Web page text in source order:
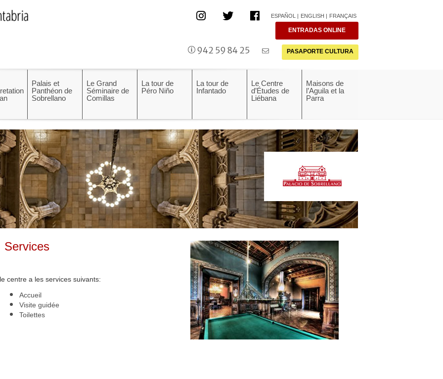
ESPAÑOL ENGLISH FRANÇAIS
ENTRADAS ONLINE
942 59 84 25 PASAPORTE CULTURA
Palais et
Panthéon de
Sobrellano
Le Grand
Séminaire de
Comillas
La tour de
Péro Niño
La tour de
Infantado
Le Centre
d’Études de
Liébana
Maisons de
l’Aguila et la
Parra
Services
centre a les services suivants:
Accueil
Visite guidée
Toilettes